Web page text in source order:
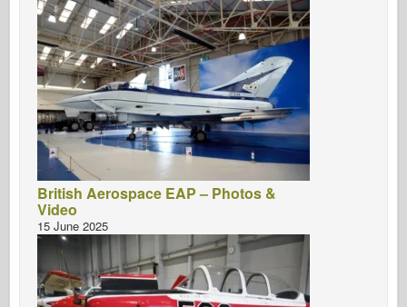
British Aerospace EAP – Photos &
Video
15 June 2025